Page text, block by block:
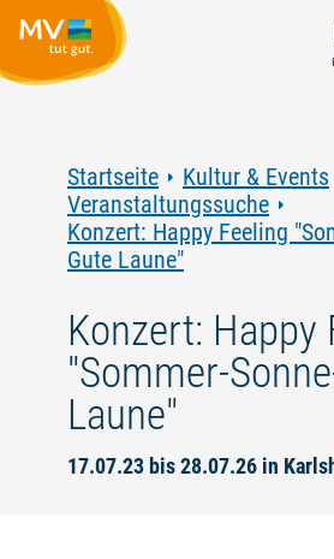
Startseite
Kultur & Events
Veranstaltungssuche
Konzert: Happy Feeling
Gute Laune"
Konzert: Happy
"Sommer-
Laune"
17.07.23 bis 28.07.26 in